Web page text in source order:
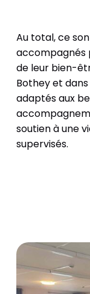
Au total, ce
accompagnés
de leur bien-
Bothey et
adaptés aux
soutien à une
supervisés.